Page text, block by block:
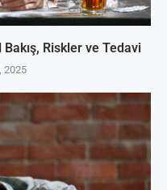
Riskler ve Tedavi
2025